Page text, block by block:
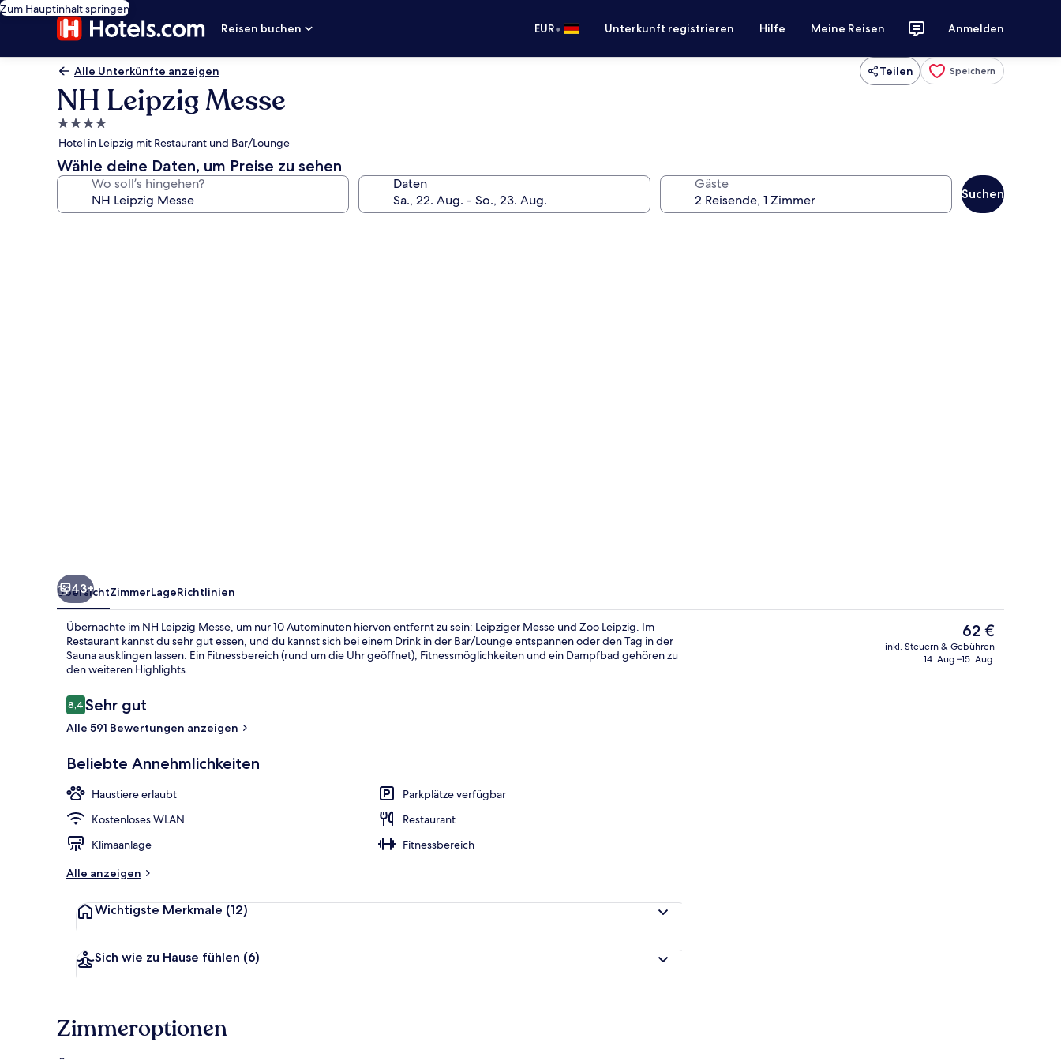
Zum Hauptinhalt springen
Reisen buchen
EUR• Unterkunft registrieren Hilfe Meine Reisen Anmelden
Alle Unterkünfte anzeigen Teilen Speichern
NH Leipzig Messe
4.0-
Sterne-
Unterkunft
Hotel in Leipzig mit Restaurant und Bar/Lounge
Wähle deine Daten, um Preise zu sehen
Wo soll’s hingehen? Daten Gäste
Suchen
Hochwertige Bettwaren, Pillowtop-Betten, Zimmersafe, SchreibtischHochwertige Bettwaren, Pillowtop-
43+
ÜbersichtZimmerLageRichtlinien
Übernachte im NH Leipzig Messe, um nur 10 Autominuten hiervon entfernt zu sein: Leipziger Messe und Zoo Leipzig. Im
Restaurant kannst du sehr gut essen, und du kannst sich bei einem Drink in der Bar/Lounge entspannen oder den Tag in der
Sauna ausklingen lassen. Ein Fitnessbereich (rund um die Uhr geöffnet), Fitnessmöglichkeiten und ein Dampfbad gehören zu
den weiteren Highlights.
Bewertungen
8,48,4 von 10.
Sehr gut
Alle 591 Bewertungen anzeigen
Beliebte Annehmlichkeiten
Haustiere erlaubt
Parkplätze verfügbar
Kostenloses WLAN
Restaurant
Klimaanlage
Fitnessbereich
Alle anzeigen
Wichtigste Merkmale (12)
Sich wie zu Hause fühlen (6)
Der
aktuelle
Preis
62 €
inkl. Steuern & Gebühren
14. Aug.–15. Aug.
Zimmeroptionen